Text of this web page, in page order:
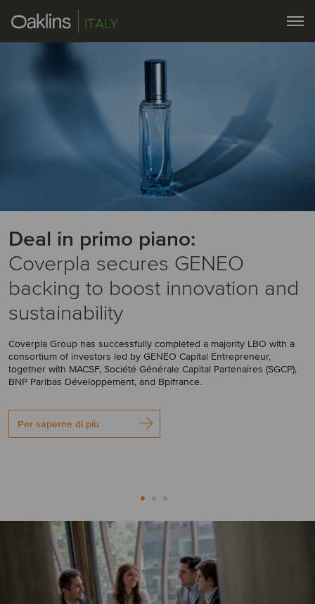
ITALY
Deal in primo piano:
Coverpla secures GENEO
backing to boost innovation and
sustainability
Coverpla Group has successfully completed a majority LBO with a
consortium of investors led by GENEO Capital Entrepreneur,
together with MACSF, Société Générale Capital Partenaires (SGCP),
BNP Paribas Développement, and Bpifrance.
Per saperne di più